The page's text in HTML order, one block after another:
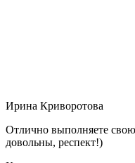
Ирина Криворотова
Отлично выполняете свою
довольны, респект!)